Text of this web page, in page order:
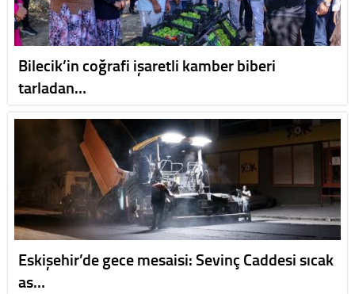
Bilecik’in coğrafi işaretli kamber biberi
tarladan…
Eskişehir’de gece mesaisi: Sevinç Caddesi sıcak
as…